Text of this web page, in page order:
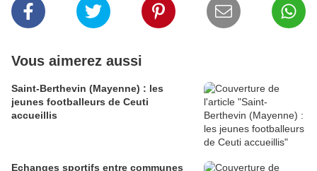
Vous aimerez aussi
Saint-Berthevin (Mayenne) : les
jeunes footballeurs de Ceuti
accueillis
Echanges sportifs entre communes